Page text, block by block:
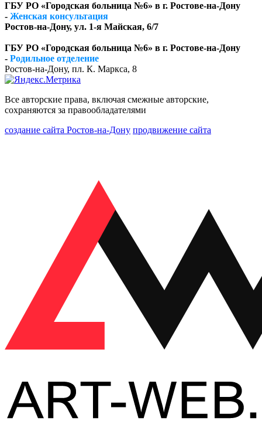
ГБУ РО «Городская больница №6» в г. Ростове-на-Дону
- Женская консультация
Ростов-на-Дону, ул. 1-я Майская, 6/7
ГБУ РО «Городская больница №6» в г. Ростове-на-Дону
- Родильное отделение
Ростов-на-Дону, пл. К. Маркса, 8
Все авторские права, включая смежные авторские,
сохраняются за правообладателями
создание сайта Ростов-на-Дону продвижение сайта